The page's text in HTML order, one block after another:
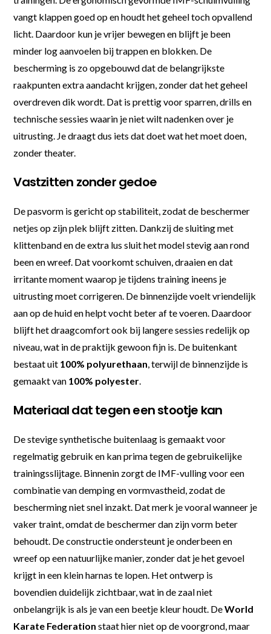
vangt klappen goed op en houdt het geheel toch opvallend
licht. Daardoor kun je vrijer bewegen en blijft je been
minder log aanvoelen bij trappen en blokken. De
bescherming is zo opgebouwd dat de belangrijkste
raakpunten extra aandacht krijgen, zonder dat het geheel
overdreven dik wordt. Dat is prettig voor sparren, drills en
technische sessies waarin je niet wilt nadenken over je
uitrusting. Je draagt dus iets dat doet wat het moet doen,
zonder theater.
Vastzitten zonder gedoe
De pasvorm is gericht op stabiliteit, zodat de beschermer
netjes op zijn plek blijft zitten. Dankzij de sluiting met
klittenband en de extra lus sluit het model stevig aan rond
been en wreef. Dat voorkomt schuiven, draaien en dat
irritante moment waarop je tijdens training ineens je
uitrusting moet corrigeren. De binnenzijde voelt vriendelijk
aan op de huid en helpt vocht beter af te voeren. Daardoor
blijft het draagcomfort ook bij langere sessies redelijk op
niveau, wat in de praktijk gewoon fijn is. De buitenkant
bestaat uit 100% polyurethaan, terwijl de binnenzijde is
gemaakt van 100% polyester.
Materiaal dat tegen een stootje kan
De stevige synthetische buitenlaag is gemaakt voor
regelmatig gebruik en kan prima tegen de gebruikelijke
trainingsslijtage. Binnenin zorgt de IMF-vulling voor een
combinatie van demping en vormvastheid, zodat de
bescherming niet snel inzakt. Dat merk je vooral wanneer je
vaker traint, omdat de beschermer dan zijn vorm beter
behoudt. De constructie ondersteunt je onderbeen en
wreef op een natuurlijke manier, zonder dat je het gevoel
krijgt in een klein harnas te lopen. Het ontwerp is
bovendien duidelijk zichtbaar, wat in de zaal niet
onbelangrijk is als je van een beetje kleur houdt. DeWorld
Karate Federation staat hier niet op de voorgrond, maar